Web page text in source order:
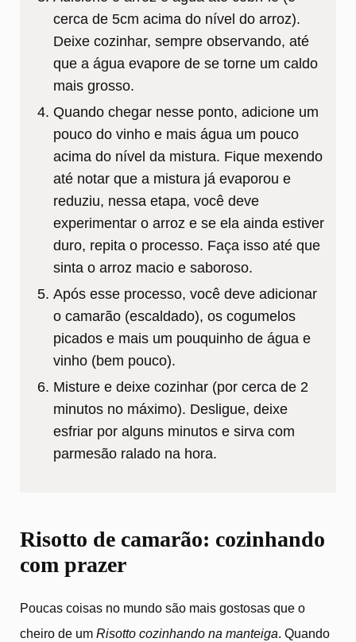
cerca de 5cm acima do nível do arroz).
Deixe cozinhar, sempre observando, até
que a água evapore de se torne um caldo
mais grosso.
Quando chegar nesse ponto, adicione um
pouco do vinho e mais água um pouco
acima do nível da mistura. Fique mexendo
até notar que a mistura já evaporou e
reduziu, nessa etapa, você deve
experimentar o arroz e se ela ainda estiver
duro, repita o processo. Faça isso até que
sinta o arroz macio e saboroso.
Após esse processo, você deve adicionar
o camarão (escaldado), os cogumelos
picados e mais um pouquinho de água e
vinho (bem pouco).
Misture e deixe cozinhar (por cerca de 2
minutos no máximo). Desligue, deixe
esfriar por alguns minutos e sirva com
parmesão ralado na hora.
Risotto de camarão: cozinhando
com prazer
Poucas coisas no mundo são mais gostosas que o
cheiro de um Risotto cozinhando na manteiga. Quando